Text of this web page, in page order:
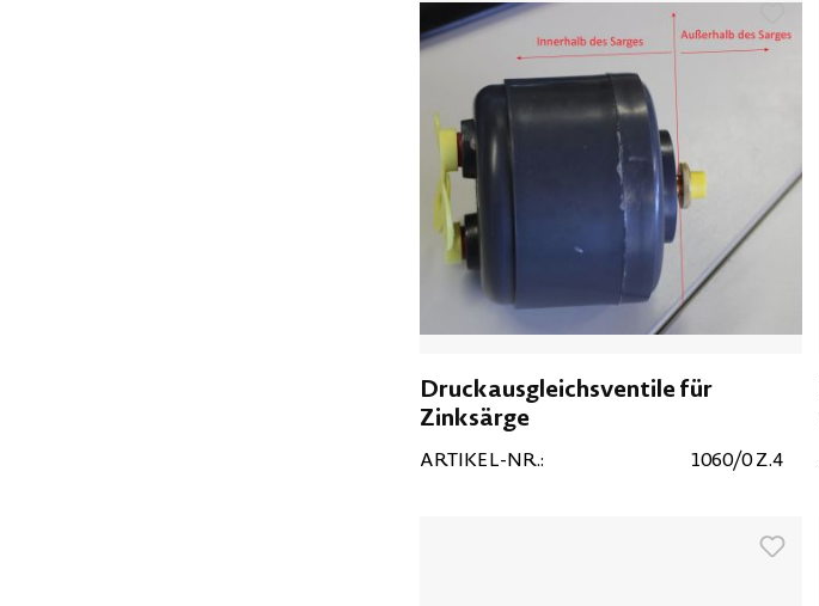
Druckausgleichsventile für
Zinksärge
ARTIKEL-NR.: 1060/0 Z.4